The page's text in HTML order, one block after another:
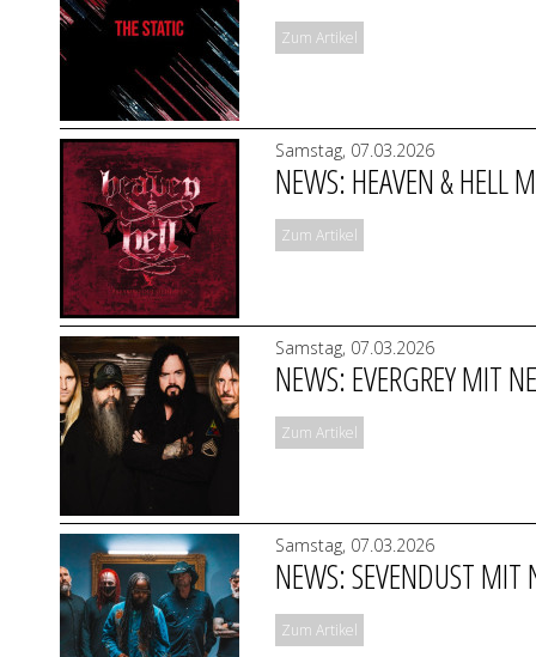
Zum Artikel
Samstag, 07.03.2026
NEWS: HEAVEN & HELL
Zum Artikel
Samstag, 07.03.2026
NEWS: EVERGREY MIT
Zum Artikel
Samstag, 07.03.2026
NEWS: SEVENDUST MIT
Zum Artikel